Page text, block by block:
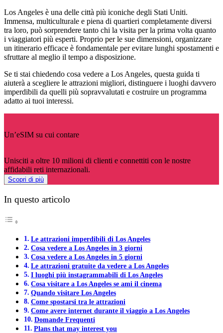
Los Angeles è una delle città più iconiche degli Stati Uniti.
Immensa, multiculturale e piena di quartieri completamente diversi
tra loro, può sorprendere tanto chi la visita per la prima volta quanto
i viaggiatori più esperti. Proprio per le sue dimensioni, organizzare
un itinerario efficace è fondamentale per evitare lunghi spostamenti e
sfruttare al meglio il tempo a disposizione.
Se ti stai chiedendo cosa vedere a Los Angeles, questa guida ti
aiuterà a scegliere le attrazioni migliori, distinguere i luoghi davvero
imperdibili da quelli più sopravvalutati e costruire un programma
adatto ai tuoi interessi.
Un’eSIM su cui contare
Unisciti a oltre 10 milioni di clienti e connettiti con le nostre
affidabili reti internazionali.
Scopri di più
In questo articolo
Le attrazioni imperdibili di Los Angeles
Cosa vedere a Los Angeles in 3 giorni
Cosa vedere a Los Angeles in 5 giorni
Le attrazioni gratuite da vedere a Los Angeles
I luoghi più instagrammabili di Los Angeles
Cosa visitare a Los Angeles se ami il cinema
Quando visitare Los Angeles
Come spostarsi tra le attrazioni
Come avere internet durante il viaggio a Los Angeles
Domande Frequenti
Plans that may interest you